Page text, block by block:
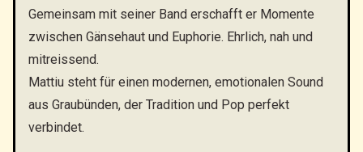
Gemeinsam mit seiner Band erschafft er Momente
zwischen Gänsehaut und Euphorie. Ehrlich, nah und
mitreissend.
Mattiu steht für einen modernen, emotionalen Sound
aus Graubünden, der Tradition und Pop perfekt
verbindet.